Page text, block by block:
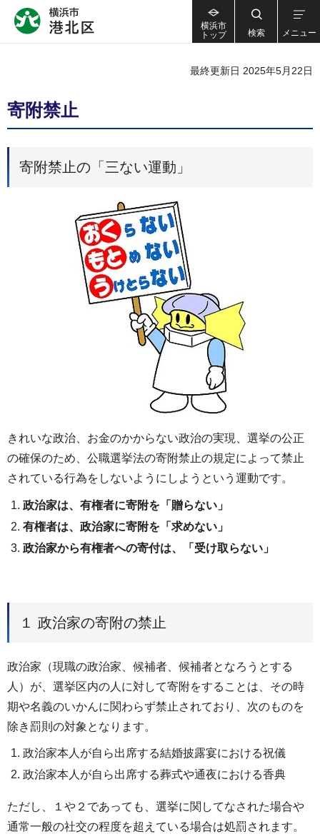
横浜市
トップ
検索 メニュー
最終更新日 2025年5月22日
寄附禁止
寄附禁止の「三ない運動」
きれいな政治、お金のかからない政治の実現、選挙の公正
の確保のため、公職選挙法の寄附禁止の規定によって禁止
されている行為をしないようにしようという運動です。
政治家は、有権者に寄附を「贈らない」
有権者は、政治家に寄附を「求めない」
政治家から有権者への寄付は、「受け取らない」
１ 政治家の寄附の禁止
政治家（現職の政治家、候補者、候補者となろうとする
人）が、選挙区内の人に対して寄附をすることは、その時
期や名義のいかんに関わらず禁止されており、次のものを
除き罰則の対象となります。
政治家本人が自ら出席する結婚披露宴における祝儀
政治家本人が自ら出席する葬式や通夜における香典
ただし、１や２であっても、選挙に関してなされた場合や
通常一般の社交の程度を超えている場合は処罰されます。